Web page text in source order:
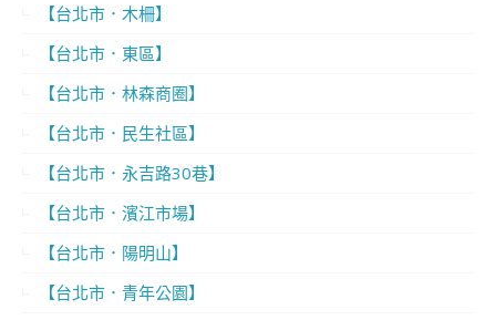
【台北市．木柵】
【台北市．東區】
【台北市．林森商圈】
【台北市．民生社區】
【台北市．永吉路30巷】
【台北市．濱江市場】
【台北市．陽明山】
【台北市．青年公園】